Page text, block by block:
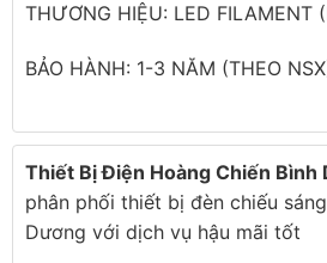
THƯƠNG HIỆU: LED FILAMENT
BẢO HÀNH: 1-3 NĂM (THEO
Thiết Bị Điện Hoàng Chiến Bình
phân phối thiết bị đèn chiếu
Dương với dịch vụ hậu mãi tốt